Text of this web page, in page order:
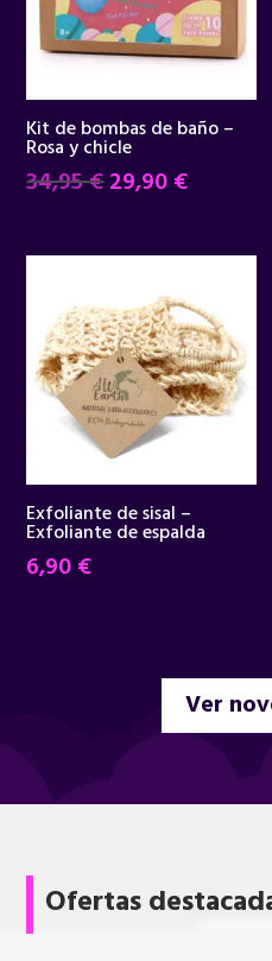
Kit de bombas de baño –
Rosa y chicle
34,95€El
34,95 €.
29,90€El
29,90 €.
Exfoliante de sisal –
Exfoliante de espalda
6,90€
Ver
Ofertas